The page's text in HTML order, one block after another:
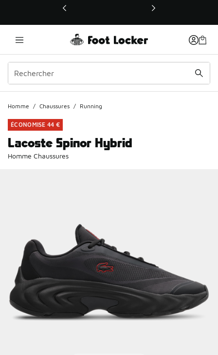
Ce lien ouvrira une nouvelle fenêtre
Homme / Chaussures / Running
ÉCONOMISE 44 €
Lacoste Spinor Hybrid
Homme Chaussures